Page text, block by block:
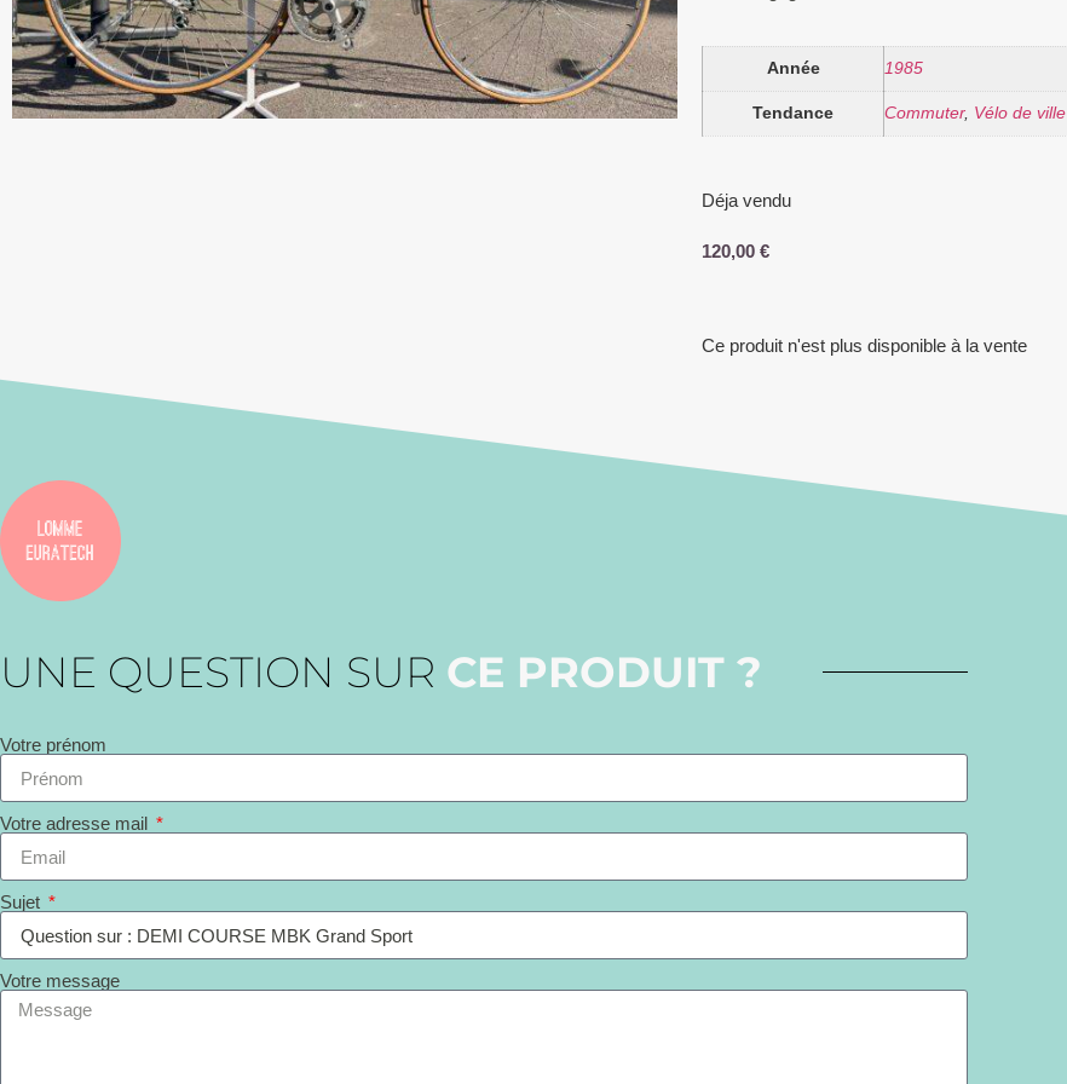
Année 1985
Tendance Commuter, Vélo de ville
Déja vendu
120,00 €
Ce produit n'est plus disponible à la vente
UNE QUESTION SUR CE PRODUIT ?
Votre prénom
Votre adresse mail
Sujet
Votre message